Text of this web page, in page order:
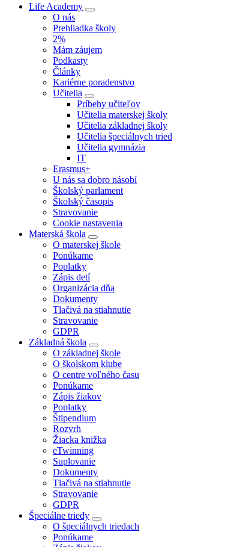
Life Academy
O nás
Prehliadka školy
2%
Mám záujem
Podkasty
Články
Kariérne poradenstvo
Učitelia
Príbehy učiteľov
Učitelia materskej školy
Učitelia základnej školy
Učitelia špeciálnych tried
Učitelia gymnázia
IT
Erasmus+
U nás sa dobro násobí
Školský parlament
Školský časopis
Stravovanie
Cookie nastavenia
Materská škola
O materskej škole
Ponúkame
Poplatky
Zápis detí
Organizácia dňa
Dokumenty
Tlačivá na stiahnutie
Stravovanie
GDPR
Základná škola
O základnej škole
O školskom klube
O centre voľného času
Ponúkame
Zápis žiakov
Poplatky
Štipendium
Rozvrh
Žiacka knižka
eTwinning
Suplovanie
Dokumenty
Tlačivá na stiahnutie
Stravovanie
GDPR
Špeciálne triedy
O špeciálnych triedach
Ponúkame